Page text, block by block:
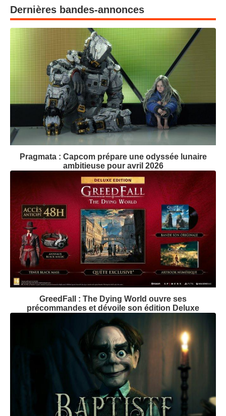
Dernières bandes-annonces
Pragmata : Capcom prépare une odyssée lunaire
ambitieuse pour avril 2026
GreedFall : The Dying World ouvre ses
précommandes et dévoile son édition Deluxe